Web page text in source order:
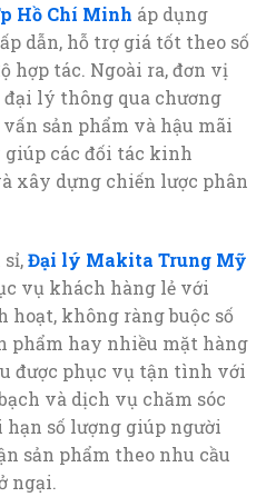
Hồ Chí Minh áp dụng
dẫn, hỗ trợ giá tốt theo số
hợp tác. Ngoài ra, đơn vị
đại lý thông qua chương
sản phẩm và hậu mãi
giúp các đối tác kinh
xây dựng chiến lược phân
sỉ,Đại lý Makita Trung Mỹ
vụ khách hàng lẻ với
không ràng buộc số
phẩm hay nhiều mặt hàng
được phục vụ tận tình với
và dịch vụ chăm sóc
số lượng giúp người
sản phẩm theo nhu cầu
ngại.